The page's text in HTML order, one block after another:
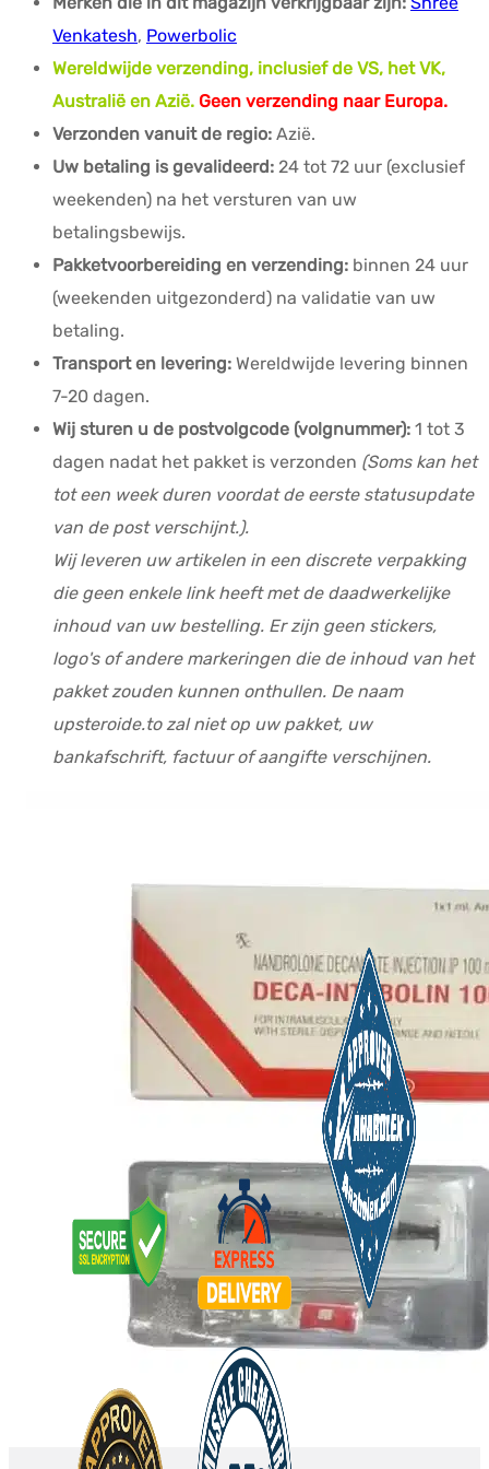
Venkatesh, Powerbolic
Wereldwijde verzending, inclusief de VS, het VK,
Australië en Azië. Geen verzending naar Europa.
Verzonden vanuit de regio: Azië.
Uw betaling is gevalideerd: 24 tot 72 uur (exclusief
weekenden) na het versturen van uw
betalingsbewijs.
Pakketvoorbereiding en verzending: binnen 24 uur
(weekenden uitgezonderd) na validatie van uw
betaling.
Transport en levering: Wereldwijde levering binnen
7-20 dagen.
Wij sturen u de postvolgcode (volgnummer): 1 tot 3
dagen nadat het pakket is verzonden (Soms kan het
tot een week duren voordat de eerste statusupdate
van de post verschijnt.).
Wij leveren uw artikelen in een discrete verpakking
die geen enkele link heeft met de daadwerkelijke
inhoud van uw bestelling. Er zijn geen stickers,
logo's of andere markeringen die de inhoud van het
pakket zouden kunnen onthullen. De naam
upsteroide.to zal niet op uw pakket, uw
bankafschrift, factuur of aangifte verschijnen.